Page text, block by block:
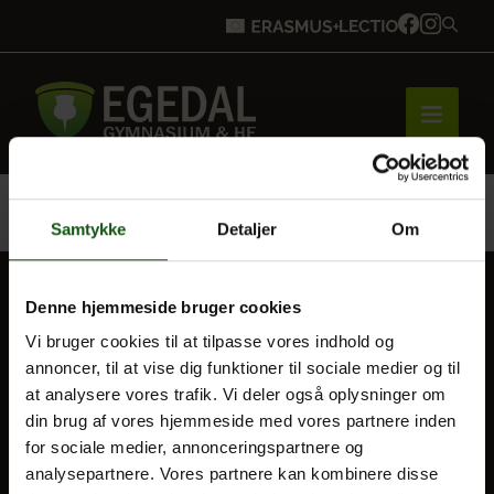
Samtykke Detaljer Om
Denne hjemmeside bruger cookies
Vi bruger cookies til at tilpasse vores indhold og
annoncer, til at vise dig funktioner til sociale medier og til
at analysere vores trafik. Vi deler også oplysninger om
din brug af vores hjemmeside med vores partnere inden
for sociale medier, annonceringspartnere og
analysepartnere. Vores partnere kan kombinere disse
Forside
Brobygning
Bliv elev
Vores uddannelser
Forside kalender Efterårsferie
BLIV ELEV
Optagelse
Til forældre
VORES UDDANNELSER